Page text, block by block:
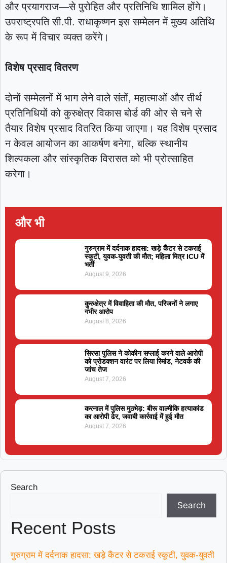
और प्रयागराज—से पुरोहित और प्रतिनिधि शामिल होंगे।
उपराष्ट्रपति सी.पी. राधाकृष्णन इस सम्मेलन में मुख्य अतिथि
के रूप में विचार व्यक्त करेंगे।
विशेष प्रसाद वितरण
दोनों सम्मेलनों में भाग लेने वाले संतों, महात्माओं और तीर्थ
प्रतिनिधियों को कुरुक्षेत्र विकास बोर्ड की ओर से चने से
तैयार विशेष प्रसाद वितरित किया जाएगा। यह विशेष प्रसाद
न केवल आयोजन का आकर्षण बनेगा, बल्कि स्थानीय
शिल्पकला और सांस्कृतिक विरासत को भी प्रोत्साहित
करेगा।
और भी
गुरुग्राम में दर्दनाक हादसा: खड़े कैंटर से टकराई
स्कूटी, युवक-युवती की मौत; महिला मित्र ICU में
भर्ती
August 9, 2026
कुरुक्षेत्र में विवाहिता की मौत, परिजनों ने लगाए
गंभीर आरोप
August 8, 2026
सिरसा पुलिस ने कोकीन सप्लाई करने वाले आरोपी
को प्रोडक्शन वारंट पर लिया रिमांड, नेटवर्क की
जांच तेज
August 7, 2026
करनाल में पुलिस मुठभेड़: बीरू वाल्मीकि हत्याकांड
का आरोपी ढेर, जवाबी कार्रवाई में हुई मौत
August 7, 2026
Search
Search
Recent Posts
गुरुग्राम में दर्दनाक हादसा: खड़े कैंटर से टकराई स्कूटी, युवक-युवती